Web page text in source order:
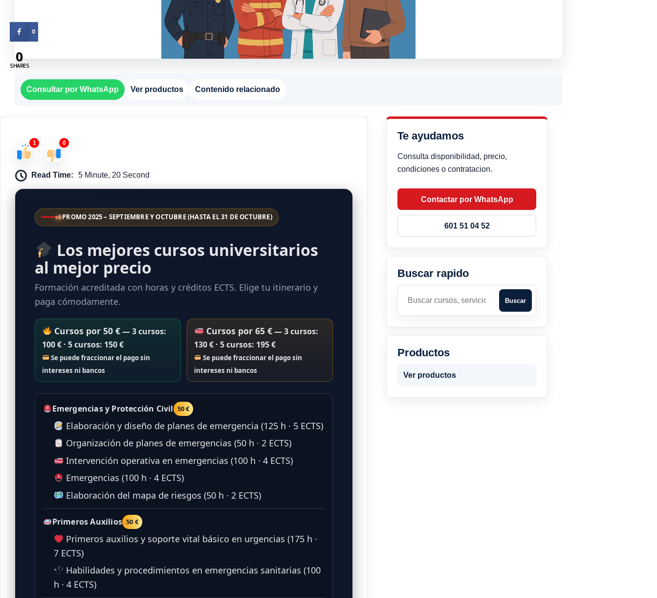
Consultar por WhatsApp Ver productos Contenido relacionado
1 0
Read Time: 5 Minute, 20 Second
PROMO 2025 – SEPTIEMBRE Y OCTUBRE (HASTA EL 31 DE OCTUBRE)
Los mejores cursos universitarios
al mejor precio
Formación acreditada con horas y créditos ECTS. Elige tu itinerario y
paga cómodamente.
Cursos por 50 €— 3 cursos:
100 € · 5 cursos: 150 €
Se puede fraccionar el pago sin
intereses ni bancos
Cursos por 65 €— 3 cursos:
130 € · 5 cursos: 195 €
Se puede fraccionar el pago sin
intereses ni bancos
Emergencias y Protección Civil 50 €
Elaboración y diseño de planes de emergencia (125 h · 5 ECTS)
Organización de planes de emergencias (50 h · 2 ECTS)
Intervención operativa en emergencias (100 h · 4 ECTS)
Emergencias (100 h · 4 ECTS)
Elaboración del mapa de riesgos (50 h · 2 ECTS)
Primeros Auxilios 50 €
Primeros auxilios y soporte vital básico en urgencias (175 h ·
7 ECTS)
Habilidades y procedimientos en emergencias sanitarias (100
h · 4 ECTS)
Te ayudamos
Consulta disponibilidad, precio,
condiciones o contratacion.
Contactar por WhatsApp
601 51 04 52
Buscar rapido
Buscar
Productos
Ver productos
0
0
SHARES